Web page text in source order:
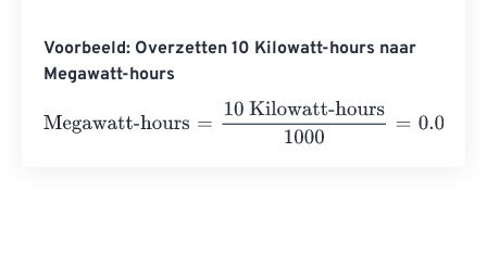
Voorbeeld: Overzetten 10 Kilowatt-hours naar
Megawatt-hours
Megawatt-hours
10 Kilowatt-hours1000=0.01